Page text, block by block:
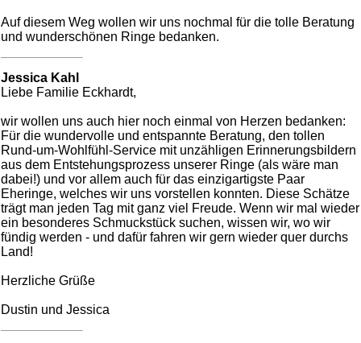
Auf diesem Weg wollen wir uns nochmal für die tolle Beratung
und wunderschönen Ringe bedanken.
Jessica Kahl
Liebe Familie Eckhardt,
wir wollen uns auch hier noch einmal von Herzen bedanken:
Für die wundervolle und entspannte Beratung, den tollen
Rund-um-Wohlfühl-Service mit unzähligen Erinnerungsbildern
aus dem Entstehungsprozess unserer Ringe (als wäre man
dabei!) und vor allem auch für das einzigartigste Paar
Eheringe, welches wir uns vorstellen konnten. Diese Schätze
trägt man jeden Tag mit ganz viel Freude. Wenn wir mal wieder
ein besonderes Schmuckstück suchen, wissen wir, wo wir
fündig werden - und dafür fahren wir gern wieder quer durchs
Land!
Herzliche Grüße
Dustin und Jessica